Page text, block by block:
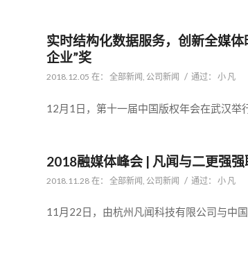
实时结构化数据服务，创新全媒
企业”奖
2018.12.05 在： 全部新闻, 公司新闻 / 通过： 小 凡
12月1日，第十一届中国版权年会在武汉举
2018融媒体峰会 | 凡闻与二更强
2018.11.28 在： 全部新闻 公司新闻 / 通过： 小 凡
11月22日，由杭州凡闻科技有限公司与中